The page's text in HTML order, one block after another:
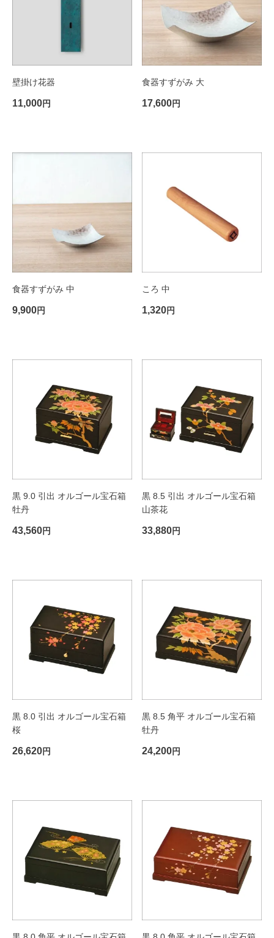
壁掛け花器
11,000円
食器すずがみ 大
17,600円
食器すずがみ 中
9,900円
ころ 中
1,320円
黒 9.0 引出 オルゴール宝石箱
牡丹
43,560円
黒 8.5 引出 オルゴール宝石箱
山茶花
33,880円
黒 8.0 引出 オルゴール宝石箱
桜
26,620円
黒 8.5 角平 オルゴール宝石箱
牡丹
24,200円